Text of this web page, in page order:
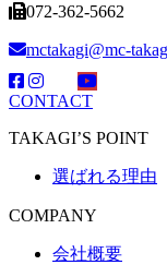
072-362-5662
mctakagi@mc-
CONTACT
TAKAGI’S POINT
選ばれる理由
COMPANY
会社概要